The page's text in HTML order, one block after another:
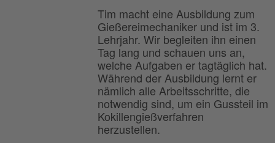
Tim macht eine Ausbildung zum
Gießereimechaniker und ist im 3.
Lehrjahr. Wir begleiten ihn einen
Tag lang und schauen uns an,
welche Aufgaben er tagtäglich hat.
Während der Ausbildung lernt er
nämlich alle Arbeitsschritte, die
notwendig sind, um ein Gussteil im
Kokillengießverfahren
herzustellen.